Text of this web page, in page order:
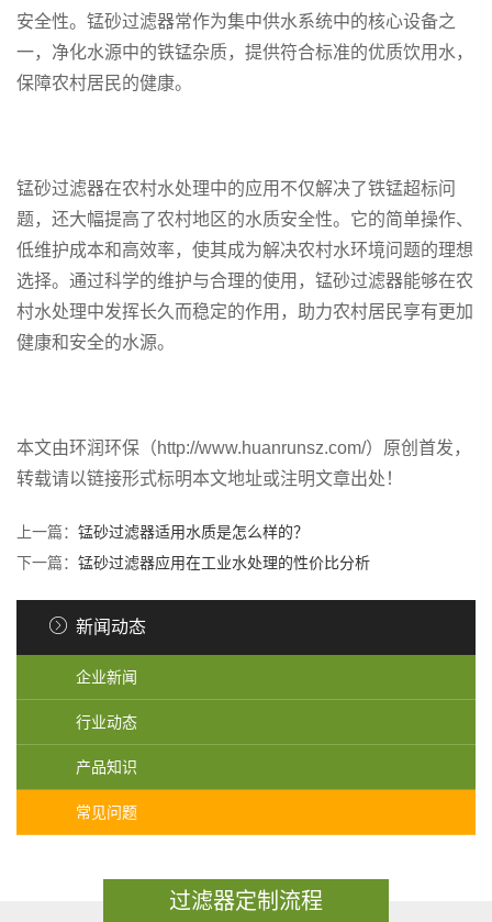
安全性。锰砂过滤器常作为集中供水系统中的核心设备之
一，净化水源中的铁锰杂质，提供符合标准的优质饮用水，
保障农村居民的健康。
锰砂过滤器在农村水处理中的应用不仅解决了铁锰超标问
题，还大幅提高了农村地区的水质安全性。它的简单操作、
低维护成本和高效率，使其成为解决农村水环境问题的理想
选择。通过科学的维护与合理的使用，锰砂过滤器能够在农
村水处理中发挥长久而稳定的作用，助力农村居民享有更加
健康和安全的水源。
本文由环润环保（http://www.huanrunsz.com/）原创首发，
转载请以链接形式标明本文地址或注明文章出处！
上一篇： 锰砂过滤器适用水质是怎么样的？
下一篇： 锰砂过滤器应用在工业水处理的性价比分析
新闻动态
企业新闻
行业动态
产品知识
常见问题
过滤器定制流程